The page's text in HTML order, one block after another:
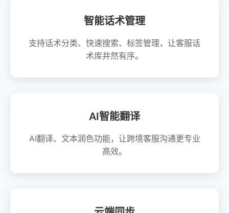
智能话术管理
支持话术分类、快速搜索、标签管理，让客服话
术库井然有序。
AI智能翻译
AI翻译、文本润色功能，让跨境客服沟通更专业
高效。